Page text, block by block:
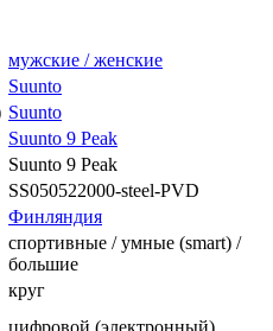
мужские / женские
Suunto
Suunto
Suunto 9 Peak
Suunto 9 Peak
SS050522000-steel-PVD
Финляндия
спортивные / умные (smart) /
большие
круг
цифровой (электронный)